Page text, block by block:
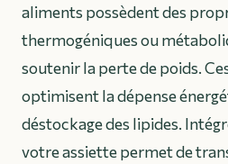
aliments possèdent des
thermogéniques ou
soutenir la perte de poids.
optimisent la dépense
déstockage des lipides.
votre assiette permet de